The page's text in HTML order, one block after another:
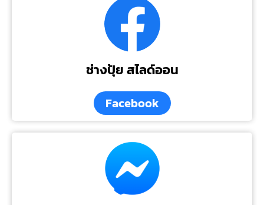
ช่างปุ้ย สไลด์ออน
Facebook